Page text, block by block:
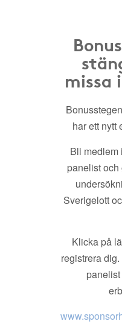
missa
har ett nytt
Bli medlem
panelist
Sverigelott
Klicka på
registrera